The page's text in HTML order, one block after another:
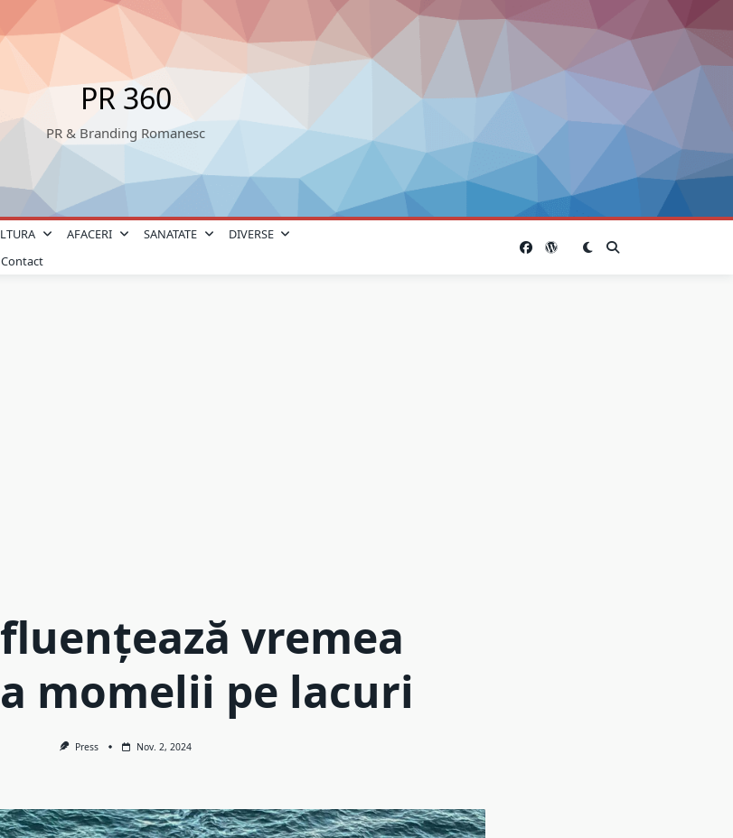
PR 360
PR & Branding Romanesc
AFACERI SANATATE
DIVERSE
Contact
vremea
momelii pe lacuri
Press Nov. 2, 2024